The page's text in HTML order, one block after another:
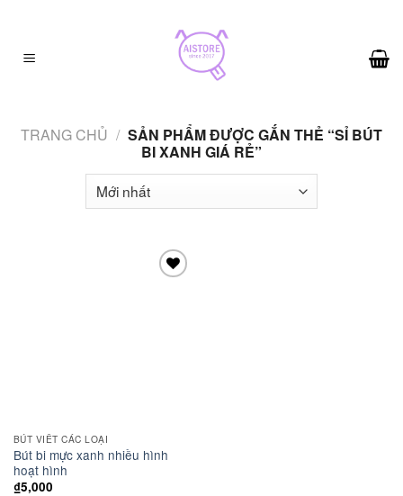
content
TRANG CHỦ / SẢN PHẨM ĐƯỢC GẮN THẺ “SỈ BÚT
BI XANH GIÁ RẺ”
BÚT VIẾT CÁC LOẠI
Bút bi mực xanh nhiều hình
hoạt hình
₫5,000